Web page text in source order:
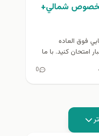
مخصوص شمالي+
فوق العاده
امتحان كنيد. با ما
0